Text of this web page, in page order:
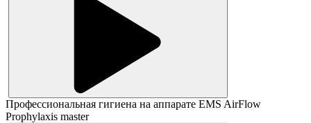
Профессиональная гигиена на аппарате EMS AirFlow
Prophylaxis master